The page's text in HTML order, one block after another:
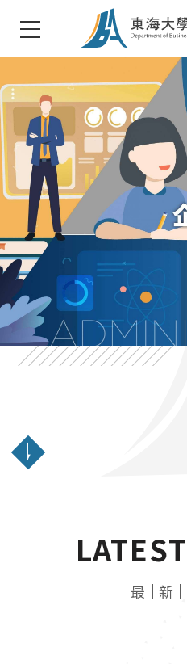
東海大學企管系
T
u
n
g
h
a
i
U
n
i
v
e
r
s
i
t
LATEST
最 新